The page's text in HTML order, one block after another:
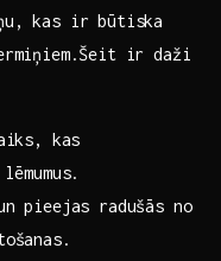
kas ir būtiska⁤
ir daži
kas
pieejas radušās​ no